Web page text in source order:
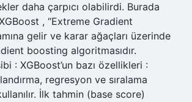
daha çarpıcı olabilirdi. Burada
, “Extreme Gradient
gelir ve karar ağaçları üzerinde
boosting algoritmasıdır.
: XGBoost’un bazı özellikleri :
regresyon ve sıralama
İlk tahmin (base score)